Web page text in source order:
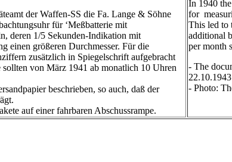
der Waffen-SS die Fa. Lange & Söhne
für ‘Meßbatterie mit
deren 1/5 Sekunden-Indikation mit
einen größeren Durchmesser. Für die
zusätzlich in Spiegelschrift aufgebracht
von März 1941 ab monatlich 10 Uhren
beschrieben, so auch, daß der
auf einer fahrbaren Abschussrampe.
In 1940
for
This led to
additional
per month
- The
- Photo: